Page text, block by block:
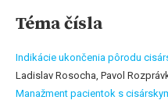
Téma čísla
Indikácie ukončenia pôrodu
Ladislav Rosocha, Pavol
Manažment pacientok s